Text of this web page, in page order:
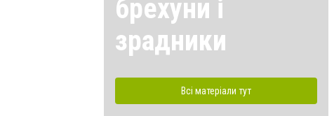
брехуни і
зрадники
Всі матеріали тут